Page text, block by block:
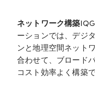
ネットワーク構築
ーションでは、デジ
ンと地理空間ネット
合わせて、ブロード
コスト効率よく構築で